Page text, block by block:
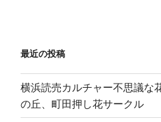
最近の投稿
横浜読売カルチャー不思議な
の丘、町田押し花サークル